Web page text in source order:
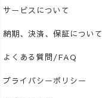
サービスについて
納期、決済、保証について
よくある質問/FAQ
プライバシーポリシー